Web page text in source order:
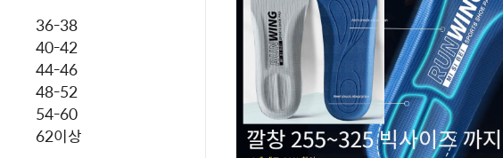
36-38
40-42
44-46
48-52
54-60
62이상